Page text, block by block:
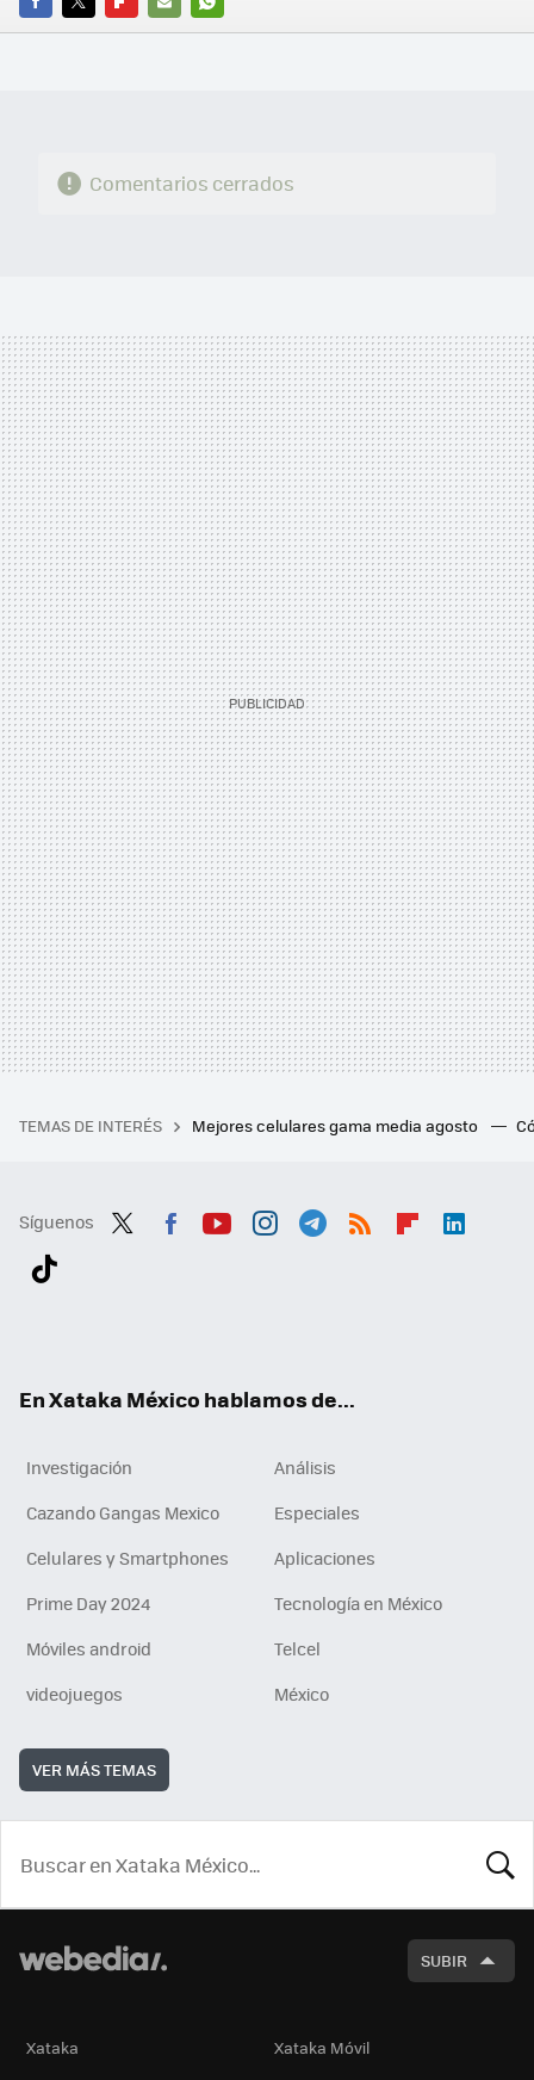
FACEBOOK
TWITTERFLIPBOARD
E-
WHATSAPP
Comentarios cerrados
TEMAS DE INTERÉS Mejores celulares gama media agosto
Síguenos
En Xataka México hablamos de...
Investigación
Análisis
Cazando Gangas Mexico
Especiales
Celulares y Smartphones
Aplicaciones
Prime Day 2024
Tecnología en México
Móviles android
Telcel
videojuegos
México
VER MÁS TEMAS
SUBIR
Xataka
Xataka Móvil